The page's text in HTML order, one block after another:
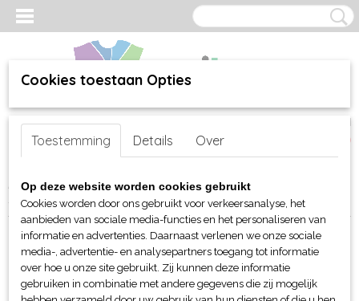
Inloggen Registreren
(0)
Home >webshop>Per merk >Clique >Voor hem en unisex
Shirts> Clique Basic Active t-shirt
Cookies toestaan Opties
Toestemming Details Over
Op deze website worden cookies gebruikt
Cookies worden door ons gebruikt voor verkeersanalyse, het
aanbieden van sociale media-functies en het personaliseren van
informatie en advertenties. Daarnaast verlenen we onze sociale
media-, advertentie- en analysepartners toegang tot informatie
over hoe u onze site gebruikt. Zij kunnen deze informatie
gebruiken in combinatie met andere gegevens die zij mogelijk